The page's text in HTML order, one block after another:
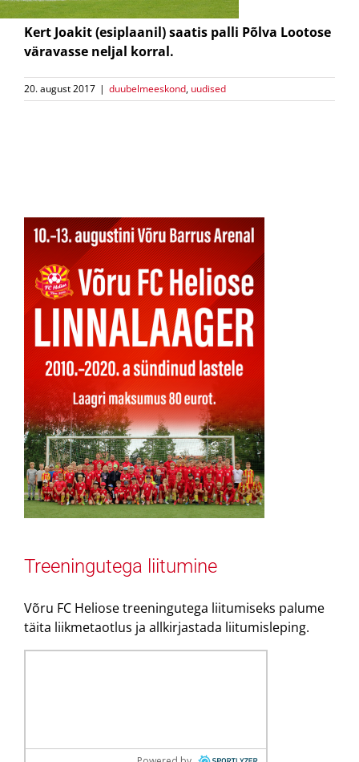
Kert Joakit (esiplaanil) saatis palli Põlva Lootose
väravasse neljal korral.
20. august 2017 | duubelmeeskond, uudised
Treeningutega liitumine
Võru FC Heliose treeningutega liitumiseks palume
täita liikmetaotlus ja allkirjastada liitumisleping.